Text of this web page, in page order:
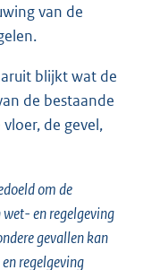
van de
blijkt wat de
de bestaande
de gevel,
om de
en regelgeving
gevallen kan
regelgeving